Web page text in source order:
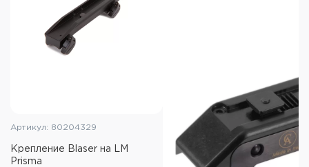
Артикул: 80204329
Крепление Blaser на LM
Prisma